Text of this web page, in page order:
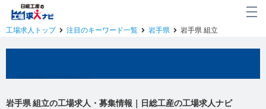
工場求人トップ 注目のキーワード一覧 岩手県 岩手県 組立
岩手県 組立の工場求人・募集情報｜日総工産の工場求人ナビ